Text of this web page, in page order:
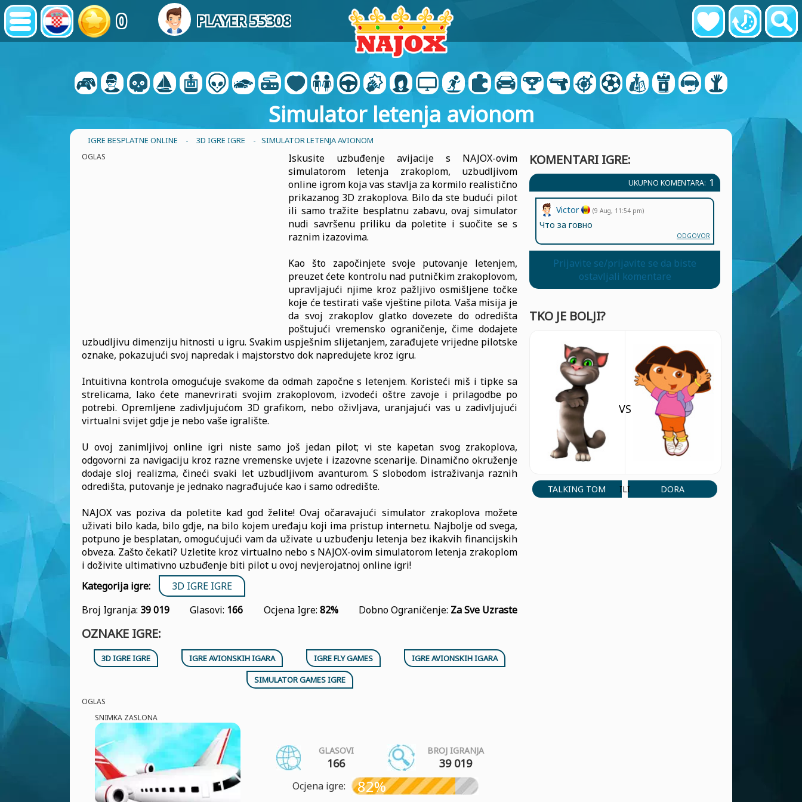
0 PLAYER 55308
Simulator letenja avionom
IGRE BESPLATNE ONLINE - 3D IGRE IGRE - SIMULATOR LETENJA AVIONOM
OGLAS
Iskusite uzbuđenje avijacije s NAJOX-ovim
simulatorom letenja zrakoplom, uzbudljivom
online igrom koja vas stavlja za kormilo realistično
prikazanog 3D zrakoplova. Bilo da ste budući pilot
ili samo tražite besplatnu zabavu, ovaj simulator
nudi savršenu priliku da poletite i suočite se s
raznim izazovima.
Kao što započinjete svoje putovanje letenjem,
preuzet ćete kontrolu nad putničkim zrakoplovom,
upravljajući njime kroz pažljivo osmišljene točke
koje će testirati vaše vještine pilota. Vaša misija je
da svoj zrakoplov glatko dovezete do odredišta
poštujući vremensko ograničenje, čime dodajete
uzbudljivu dimenziju hitnosti u igru. Svakim uspješnim slijetanjem, zarađujete vrijedne pilotske
oznake, pokazujući svoj napredak i majstorstvo dok napredujete kroz igru.
Intuitivna kontrola omogućuje svakome da odmah započne s letenjem. Koristeći miš i tipke sa
strelicama, lako ćete manevrirati svojim zrakoplovom, izvodeći oštre zavoje i prilagodbe po
potrebi. Opremljene zadivljujućom 3D grafikom, nebo oživljava, uranjajući vas u zadivljujući
virtualni svijet gdje je nebo vaše igralište.
U ovoj zanimljivoj online igri niste samo još jedan pilot; vi ste kapetan svog zrakoplova,
odgovorni za navigaciju kroz razne vremenske uvjete i izazovne scenarije. Dinamično okruženje
dodaje sloj realizma, čineći svaki let uzbudljivom avanturom. S slobodom istraživanja raznih
odredišta, putovanje je jednako nagrađujuće kao i samo odredište.
NAJOX vas poziva da poletite kad god želite! Ovaj očaravajući simulator zrakoplova možete
uživati bilo kada, bilo gdje, na bilo kojem uređaju koji ima pristup internetu. Najbolje od svega,
potpuno je besplatan, omogućujući vam da uživate u uzbuđenju letenja bez ikakvih financijskih
obveza. Zašto čekati? Uzletite kroz virtualno nebo s NAJOX-ovim simulatorom letenja zrakoplom
i doživite ultimativno uzbuđenje biti pilot u ovoj nevjerojatnoj online igri!
Kategorija igre:
3D IGRE IGRE
Broj Igranja: 39 019 Glasovi: 166 Ocjena Igre: 82% Dobno Ograničenje: Za Sve Uzraste
OZNAKE IGRE:
3D IGRE IGRE IGRE AVIONSKIH IGARA IGRE FLY GAMES
IGRE AVIONSKIH IGARA
SIMULATOR GAMES IGRE
OGLAS
SNIMKA ZASLONA
GLASOVI
166
BROJ IGRANJA
39 019
Ocjena igre: 82%
KOMENTARI IGRE:
UKUPNO KOMENTARA: 1
Victor (9 Aug, 11:54 pm)
Что за говно
ODGOVOR
Prijavite se/prijavite se da biste
ostavljali komentare
TKO JE BOLJI?
TALKING TOM
VS
ILI DORA